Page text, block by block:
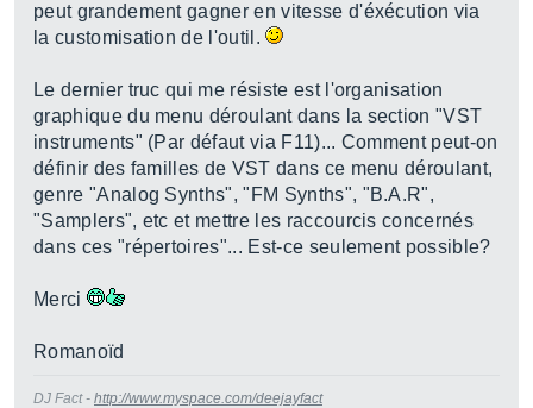
peut grandement gagner en vitesse d'éxécution via
la customisation de l'outil.
Le dernier truc qui me résiste est l'organisation
graphique du menu déroulant dans la section "VST
instruments" (Par défaut via F11)... Comment peut-on
définir des familles de VST dans ce menu déroulant,
genre "Analog Synths", "FM Synths", "B.A.R",
"Samplers", etc et mettre les raccourcis concernés
dans ces "répertoires"... Est-ce seulement possible?
Merci
Romanoïd
DJ Fact - http://www.myspace.com/deejayfact